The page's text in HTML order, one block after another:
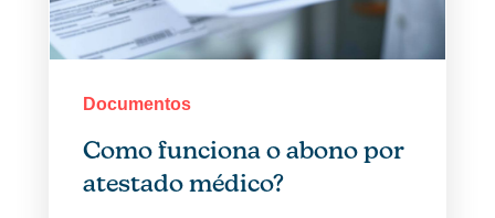
Documentos
Como funciona o abono por
atestado médico?